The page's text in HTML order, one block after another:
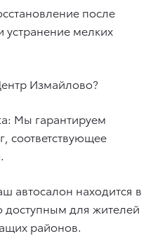
после
устранение мелких
Измайлово?
Мы гарантируем
соответствующее
автосалон находится в
доступным для жителей
районов.